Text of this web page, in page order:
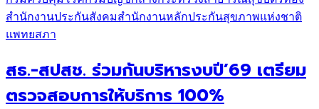
สำนักงานประกันสังคมสำนักงานหลักประกันสุขภาพแห่งชาติ
แพทยสภา
สธ.-สปสช. ร่วมกันบริหารงบปี’69 เตรียม
ตรวจสอบการให้บริการ 100%